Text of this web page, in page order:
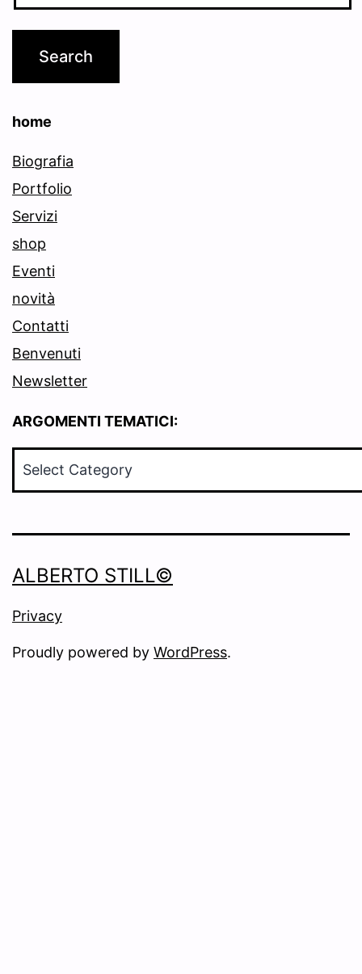
home
Biografia
Portfolio
Servizi
shop
Eventi
novità
Contatti
Benvenuti
Newsletter
ARGOMENTI TEMATICI:
ALBERTO STILL©
Privacy
Proudly powered by WordPress.